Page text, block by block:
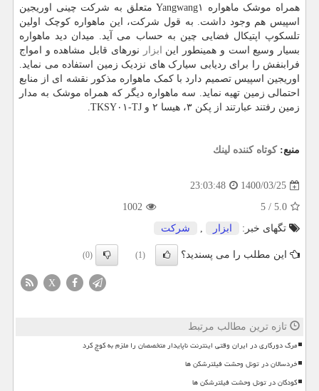
همراه موشک ماهواره Yangwang۱ متعلق به شرکت چینی اوریجین
اسپیس هم وجود داشت. به قول شرکت، این ماهواره کوچک اولین
تلسکوپ اپتیکال فضایی چین به حساب می آید. میدان دید ماهواره
بسیار وسیع است و همینطور این ابزار
نورهای قابل مشاهده و امواج
فرابنفش را برای ردیابی سیارک های نزدیک زمین استفاده می نماید.
اوریجین اسپیس تصمیم دارد با کمک ماهواره مذکور نقشه ای از منابع
احتمالی زمین تهیه نماید. سه ماهواره دیگر که همراه موشک به مدار
زمین رفتند عبارتند از پکن ۳، هیسا ۲ و TKSY۰۱-TJ.
منبع:كوتاه كننده لینك
1400/03/25
23:03:48
5.0
/
5
1002
تگهای خبر:
ابزار , شركت
این مطلب را می پسندید؟ (1)
(0)
X
تازه ترین مطالب مرتبط
مرگ دورکاری در ایران وقتی اینترنت ناپایدار متخصصان را ملزم به کوچ کرد
خردسالان در تونل وحشت فیلترشکن ها
کودکان در تونل وحشت فیلترشکن ها